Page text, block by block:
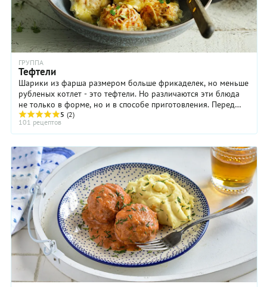
ГРУППА
Тефтели
Шарики из фарша размером больше фрикаделек, но меньше
рубленых котлет - это тефтели. Но различаются эти блюда
не только в форме, но и в способе приготовления. Перед
жаркой тефтели никогда не ...
5 (2)
101 рецептов